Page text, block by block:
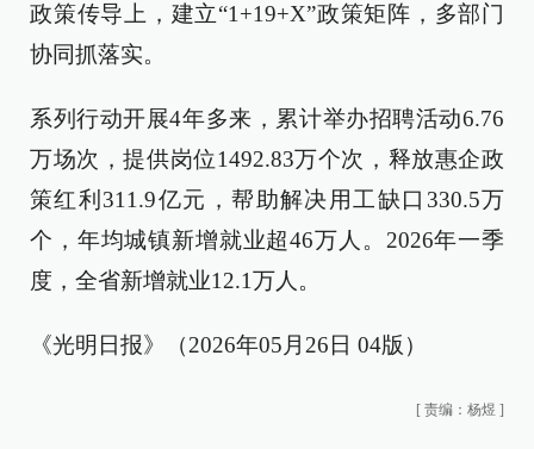
政策传导上，建立“1+19+X”政策矩阵，多部门
协同抓落实。
系列行动开展4年多来，累计举办招聘活动6.76
万场次，提供岗位1492.83万个次，释放惠企政
策红利311.9亿元，帮助解决用工缺口330.5万
个，年均城镇新增就业超46万人。2026年一季
度，全省新增就业12.1万人。
《光明日报》（2026年05月26日 04版）
[ 责编：杨煜 ]